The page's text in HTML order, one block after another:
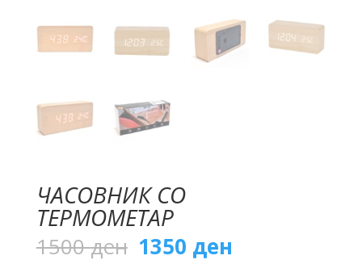
ЧАСОВНИК СО
ТЕРМОМЕТАР
1500ден Original
1350 ден